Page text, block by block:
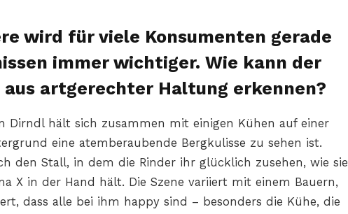
wird für viele Konsumenten gerade
immer wichtiger. Wie kann der
artgerechter Haltung erkennen?
Dirndl hält sich zusammen mit einigen Kühen auf einer
eine atemberaubende Bergkulisse zu sehen ist.
den Stall, in dem die Rinder ihr glücklich zusehen, wie sie
X in der Hand hält. Die Szene variiert mit einem Bauern,
dass alle bei ihm happy sind – besonders die Kühe, die